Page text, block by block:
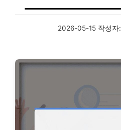
2026-05-15 작성자: